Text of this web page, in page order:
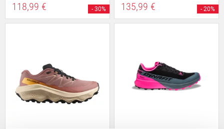
118,99 € - 30% 135,99 € - 20%